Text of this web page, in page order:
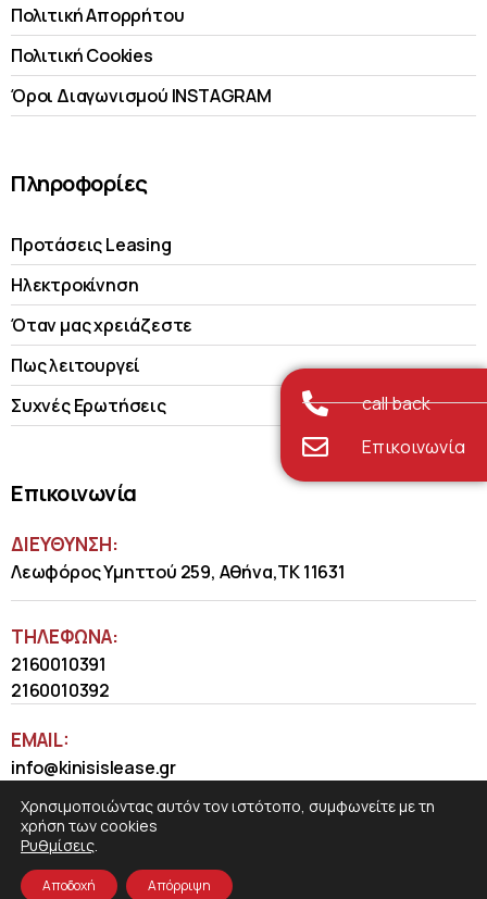
Πολιτική Απορρήτου
Πολιτική Cookies
Όροι Διαγωνισμού INSTAGRAM
Πληροφορίες
Προτάσεις Leasing
Ηλεκτροκίνηση
Όταν μας χρειάζεστε
Πως λειτουργεί
Συχνές Ερωτήσεις
Επικοινωνία
ΔΙΕΥΘΥΝΣΗ:
Λεωφόρος Υμηττού 259, Αθήνα,ΤΚ 11631
ΤΗΛΈΦΩΝΑ:
2160010391
2160010392
EMAIL:
info@kinisislease.gr
call back
Επικοινωνία
Χρησιμοποιώντας αυτόν τον ιστότοπο, συμφωνείτε με τη
χρήση των cookies
Ρυθμίσεις.
Αποδοχή Απόρριψη